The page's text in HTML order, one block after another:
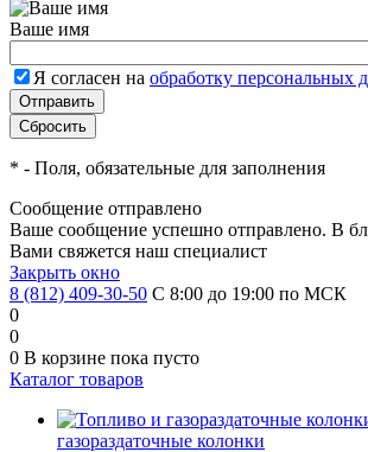
Ваше имя
Я согласен на обработку персональных
* - Поля, обязательные для заполнения
Сообщение отправлено
Ваше сообщение успешно отправлено. В
Вами свяжется наш специалист
Закрыть окно
8 (812) 409-30-50 С 8:00 до 19:00 по МСК
0
0
0 В корзине пока пусто
Каталог товаров
газораздаточные колонки